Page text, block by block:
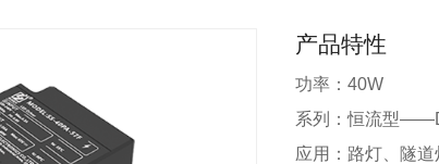
产品特性
功率：40W
系列：恒流型
应用：路灯、隧